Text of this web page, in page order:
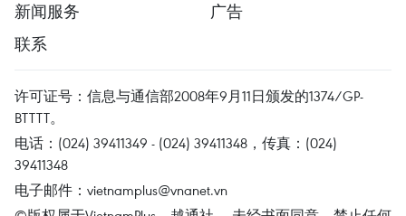
新闻服务
广告
联系
许可证号：信息与通信部2008年9月11日颁发的1374/GP-
BTTTT。
电话：(024) 39411349 - (024) 39411348，传真：(024)
39411348
电子邮件： vietnamplus@vnanet.vn